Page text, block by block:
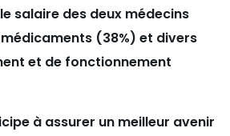
salaire des deux médecins
(38%) et divers
et de fonctionnement
à assurer un meilleur avenir